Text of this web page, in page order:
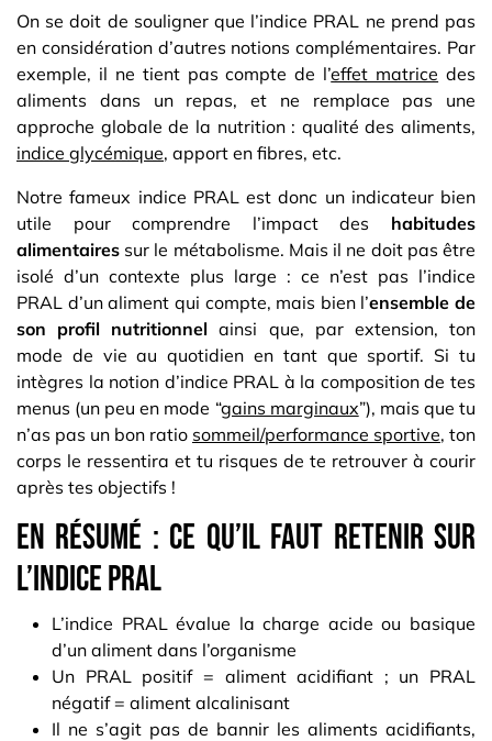
On se doit de souligner que l’indice PRAL ne prend pas
en considération d’autres notions complémentaires. Par
exemple, il ne tient pas compte de l’effet matrice des
aliments dans un repas, et ne remplace pas une
approche globale de la nutrition : qualité des aliments,
indice glycémique, apport en fibres, etc.
Notre fameux indice PRAL est donc un indicateur bien
utile pour comprendre l’impact des habitudes
alimentaires sur le métabolisme. Mais il ne doit pas être
isolé d’un contexte plus large : ce n’est pas l’indice
PRAL d’un aliment qui compte, mais bien l’ensemble de
son profil nutritionnel ainsi que, par extension, ton
mode de vie au quotidien en tant que sportif. Si tu
intègres la notion d’indice PRAL à la composition de tes
menus (un peu en mode “gains marginaux”), mais que tu
n’as pas un bon ratio sommeil/performance sportive, ton
corps le ressentira et tu risques de te retrouver à courir
après tes objectifs !
En résumé : ce qu’il faut retenir sur
l’indice PRAL
L’indice PRAL évalue la charge acide ou basique
d’un aliment dans l’organisme
Un PRAL positif = aliment acidifiant ; un PRAL
négatif = aliment alcalinisant
Il ne s’agit pas de bannir les aliments acidifiants,